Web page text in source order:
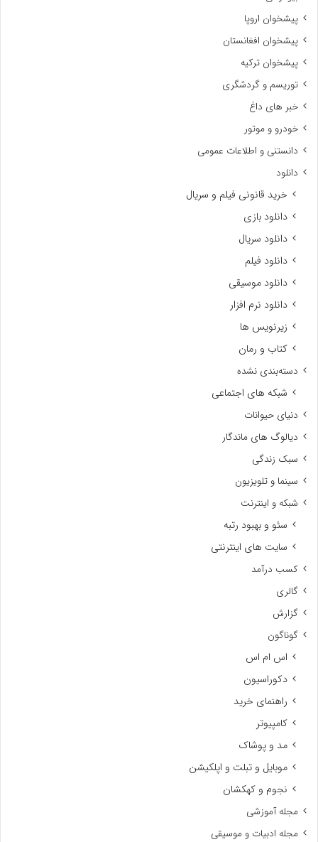
پیشخوان اروپا
پیشخوان افغانستان
پیشخوان ترکیه
توریسم و گردشگری
خبر های داغ
خودرو و موتور
دانستنی و اطلاعات عمومی
دانلود
خرید قانونی فیلم و سریال
دانلود بازی
دانلود سریال
دانلود فیلم
دانلود موسیقی
دانلود نرم افزار
زیرنویس ها
کتاب و رمان
دسته‌بندی نشده
شبکه های اجتماعی
دنیای حیوانات
دیالوگ های ماندگار
سبک زندگی
سینما و تلویزیون
شبکه و اینترنت
سئو و بهبود رتبه
سایت های اینترنتی
کسب درآمد
گالری
گزارش
گوناگون
اس ام اس
دکوراسیون
راهنمای خرید
کامپیوتر
مد و پوشاک
موبایل و تبلت و اپلکیشن
نجوم و کهکشان
مجله آموزشی
مجله ادبیات و موسیقی